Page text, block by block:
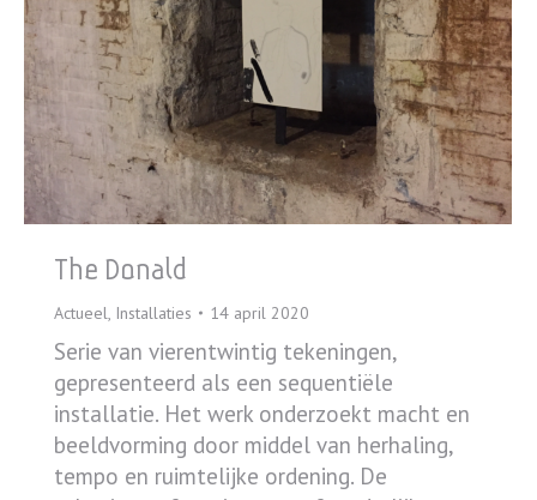
The Donald
Actueel Installaties 14 april 2020
Serie van vierentwintig tekeningen,
gepresenteerd als een sequentiële
installatie. Het werk onderzoekt macht en
beeldvorming door middel van herhaling,
tempo en ruimtelijke ordening. De